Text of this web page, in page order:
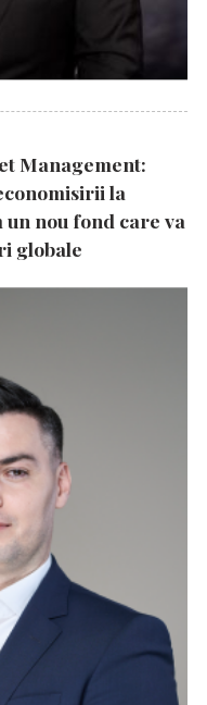
Management:
la
nou fond care va
globale